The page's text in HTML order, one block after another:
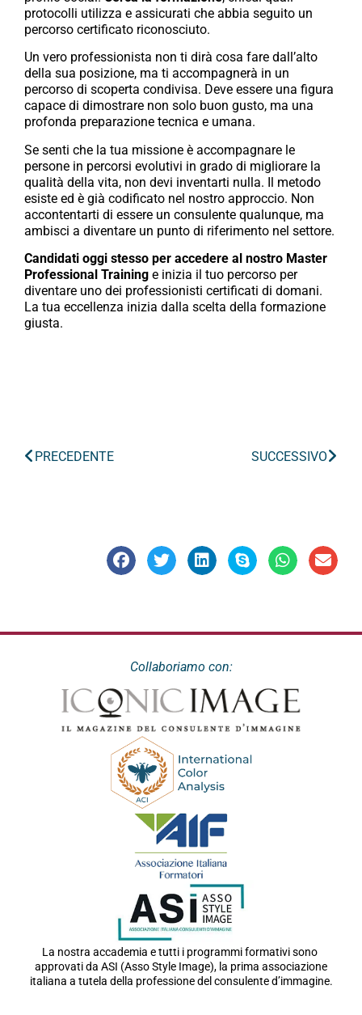
protocolli utilizza e assicurati che abbia seguito un
percorso certificato riconosciuto.
Un vero professionista non ti dirà cosa fare dall’alto
della sua posizione, ma ti accompagnerà in un
percorso di scoperta condivisa. Deve essere una figura
capace di dimostrare non solo buon gusto, ma una
profonda preparazione tecnica e umana.
Se senti che la tua missione è accompagnare le
persone in percorsi evolutivi in grado di migliorare la
qualità della vita, non devi inventarti nulla. Il metodo
esiste ed è già codificato nel nostro approccio. Non
accontentarti di essere un consulente qualunque, ma
ambisci a diventare un punto di riferimento nel settore.
Candidati oggi stesso per accedere al nostro Master
Professional Training e inizia il tuo percorso per
diventare uno dei professionisti certificati di domani.
La tua eccellenza inizia dalla scelta della formazione
giusta.
PRECEDENTE SUCCESSIVO
Collaboriamo con:
La nostra accademia e tutti i programmi formativi sono
approvati da ASI (Asso Style Image), la prima associazione
italiana a tutela della professione del consulente d’immagine.